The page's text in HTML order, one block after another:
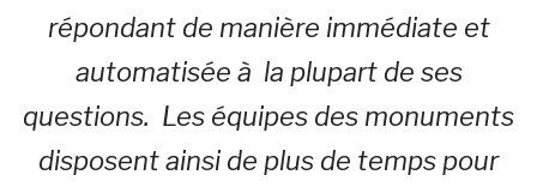
répondant de manière immédiate et
automatisée à la plupart de ses
questions. Les équipes des monuments
disposent ainsi de plus de temps pour